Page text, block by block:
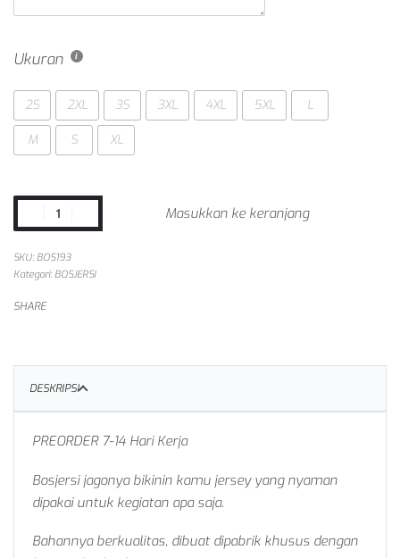
Ukuran
2S 2XL 3S 3XL 4XL 5XL L
M S XL
Masukkan ke keranjang
SKU: BOS193
Kategori: BOSJERSI
SHARE
DESKRIPSI
PREORDER 7-14 Hari Kerja
Bosjersi jagonya bikinin kamu jersey yang nyaman
dipakai untuk kegiatan apa saja.
Bahannya berkualitas, dibuat dipabrik khusus dengan